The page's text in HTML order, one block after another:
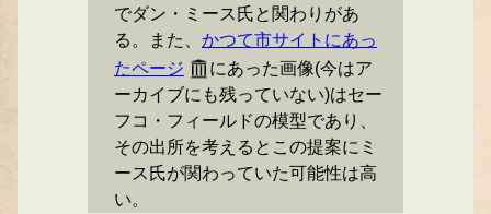
でダン・ミース氏と関わりがあ
る。また、 かつて市サイトにあっ
たページ
にあった画像(今はア
ーカイブにも残っていない)はセー
フコ・フィールドの模型であり、
その出所を考えるとこの提案にミ
ース氏が関わっていた可能性は高
い。